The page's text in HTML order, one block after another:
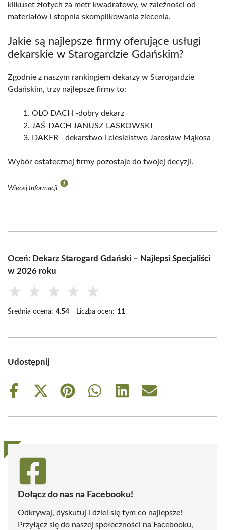
kilkuset złotych za metr kwadratowy, w zależności od
materiałów i stopnia skomplikowania zlecenia.
Jakie są najlepsze firmy oferujące usługi
dekarskie w Starogardzie Gdańskim?
Zgodnie z naszym rankingiem dekarzy w Starogardzie
Gdańskim, trzy najlepsze firmy to:
OLO DACH -dobry dekarz
JAŚ-DACH JANUSZ LASKOWSKI
DAKER - dekarstwo i ciesielstwo Jarosław Mąkosa
Wybór ostatecznej firmy pozostaje do twojej decyzji.
Więcej Informacji
Oceń: Dekarz Starogard Gdański – Najlepsi Specjaliści
w 2026 roku
★ ★ ★ ★ ★
Średnia ocena: 4.54 Liczba ocen: 11
Udostępnij
Share
Share
(Twitter)
Share
Share
Share
Share
Dołącz do nas na Facebooku!
Odkrywaj, dyskutuj i dziel się tym co najlepsze!
Przyłącz się do naszej społeczności na Facebooku,